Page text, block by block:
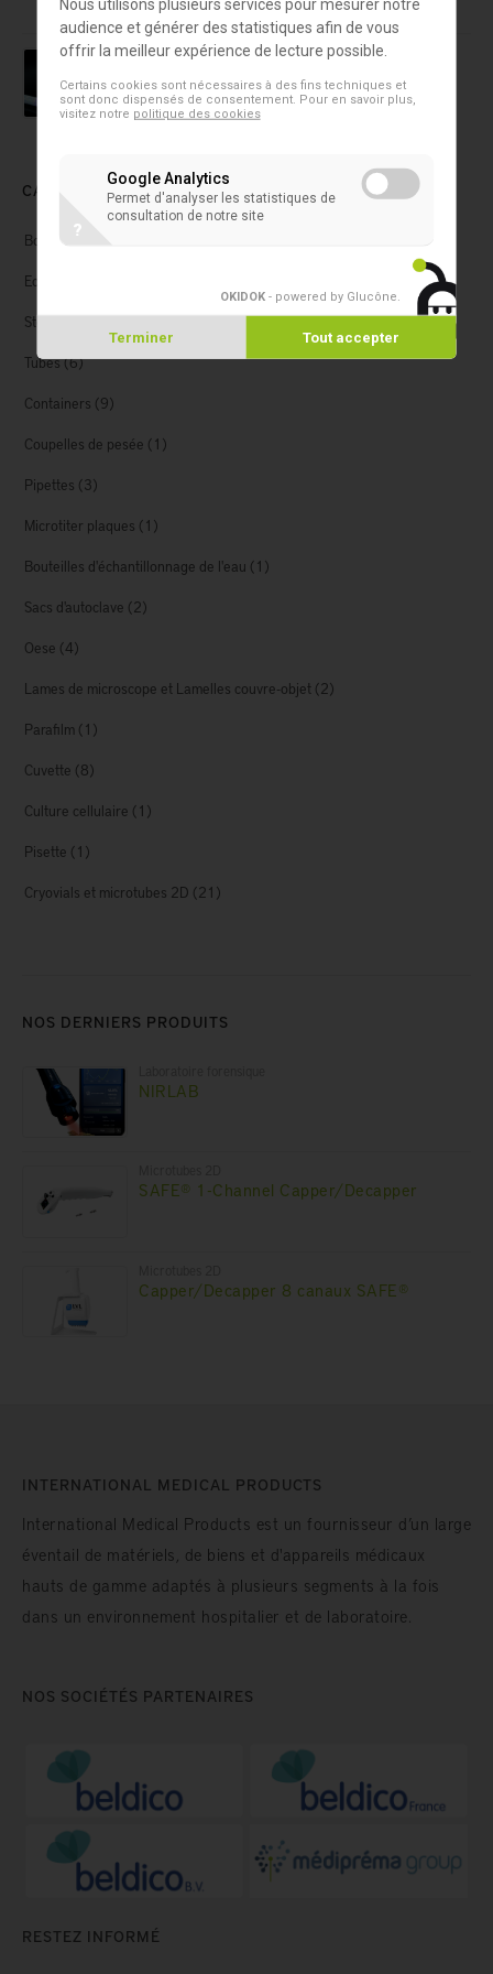
Cuvette
CATEGORIES
Boîtes de pétri
Ecouvillons
Storage(1)
Tubes(6)
Containers (9)
Coupelles de pesée (1)
Pipettes (3)
Microtiter plaques (1)
Bouteilles d'échantillonnage de l'eau (1)
Sacs d'autoclave (2)
Oese (4)
Lames de microscope et Lamelles couvre-objet (2)
Parafilm (1)
Cuvette (8)
Culture cellulaire (1)
Pisette (1)
Cryovials et microtubes 2D (21)
NOS DERNIERS PRODUITS
NIRLAB
SAFE® 1-Channel Capper/Decapper
Capper/Decapper 8 canaux SAFE®
INTERNATIONAL MEDICAL PRODUCTS
International Medical Products est un fournisseur d’un large
éventail de matériels, de biens et d'appareils médicaux
hauts de gamme adaptés à plusieurs segments à la fois
dans un environnement hospitalier et de laboratoire.
NOS SOCIÉTÉS PARTENAIRES
RESTEZ INFORMÉ
Nous utilisons plusieurs services pour mesurer notre
audience et générer des statistiques afin de vous
offrir la meilleur expérience de lecture possible.
Certains cookies sont nécessaires à des fins techniques et
sont donc dispensés de consentement. Pour en savoir plus,
visitez notre politique des cookies
Google Analytics
Permet d'analyser les statistiques de
consultation de notre site
?
OKIDOK - powered by Glucône.
Terminer Tout accepter